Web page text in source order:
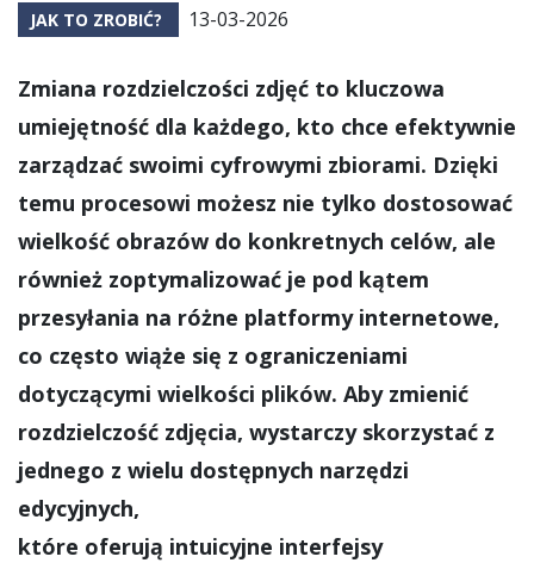
JAK TO ZROBIĆ? 13-03-2026
Zmiana rozdzielczości zdjęć to kluczowa
umiejętność dla każdego, kto chce efektywnie
zarządzać swoimi cyfrowymi zbiorami. Dzięki
temu procesowi możesz nie tylko dostosować
wielkość obrazów do konkretnych celów, ale
również zoptymalizować je pod kątem
przesyłania na różne platformy internetowe,
co często wiąże się z ograniczeniami
dotyczącymi wielkości plików. Aby zmienić
rozdzielczość zdjęcia, wystarczy skorzystać z
jednego z wielu dostępnych narzędzi
edycyjnych,
które oferują intuicyjne interfejsy